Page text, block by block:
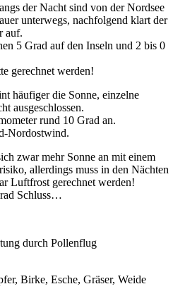
der Nacht sind von der Nordsee
unterwegs, nachfolgend klart der
auf.
5 Grad auf den Inseln und 2 bis 0
gerechnet werden!
häufiger die Sonne, einzelne
ausgeschlossen.
rund 10 Grad an.
Nordostwind.
zwar mehr Sonne an mit einem
allerdings muss in den Nächten
Luftfrost gerechnet werden!
Schluss…
durch Pollenflug
Birke, Esche, Gräser, Weide